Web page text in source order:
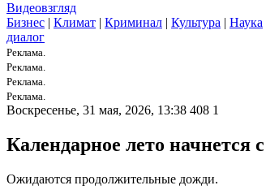
Видеовзгляд
Бизнес | Климат | Криминал | Культура | Наука
диалог
Реклама.
Реклама.
Реклама.
Реклама.
Воскресенье, 31 мая, 2026, 13:38 408 1
Календарное лето начнется
Ожидаются продолжительные дожди.